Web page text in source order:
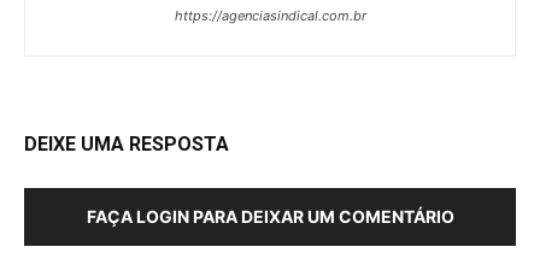
https://agenciasindical.com.br
DEIXE UMA RESPOSTA
FAÇA LOGIN PARA DEIXAR UM COMENTÁRIO